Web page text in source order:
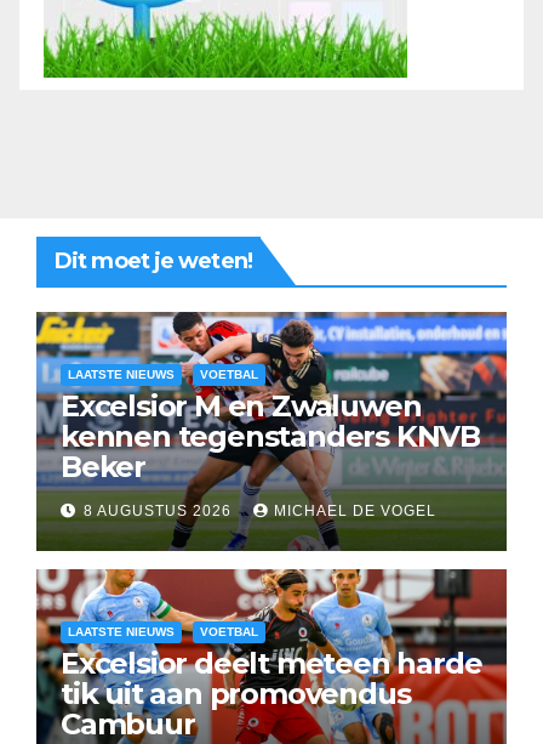
Dit moet je weten!
LAATSTE NIEUWS VOETBAL
Excelsior M en Zwaluwen
kennen tegenstanders KNVB
Beker
8 AUGUSTUS 2026 MICHAEL DE VOGEL
LAATSTE NIEUWS VOETBAL
Excelsior deelt meteen harde
tik uit aan promovendus
Cambuur